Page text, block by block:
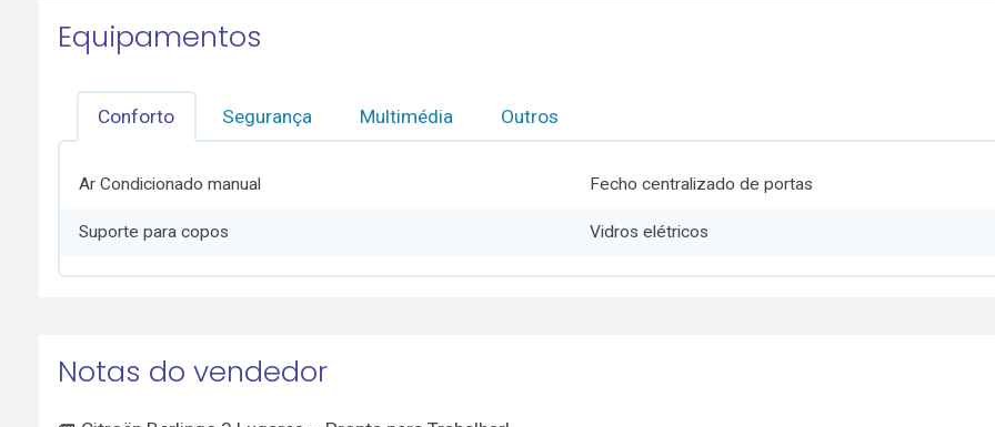
Equipamentos
Conforto Segurança Multimédia Outros
Ar Condicionado manual Fecho centralizado de portas
Suporte para copos Vidros elétricos
Notas do vendedor